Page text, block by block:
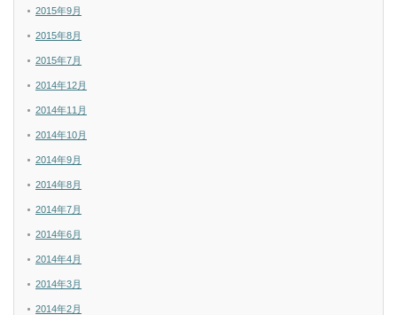
2015年9月
2015年8月
2015年7月
2014年12月
2014年11月
2014年10月
2014年9月
2014年8月
2014年7月
2014年6月
2014年4月
2014年3月
2014年2月